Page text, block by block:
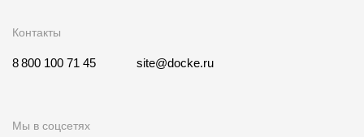
Контакты
8 800 100 71 45 site@docke.ru
Мы в соцсетях